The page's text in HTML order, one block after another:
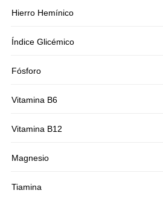
Hierro Hemínico
Índice Glicémico
Fósforo
Vitamina B6
Vitamina B12
Magnesio
Tiamina